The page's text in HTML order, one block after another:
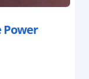
Power